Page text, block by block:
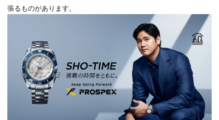
張るものがあります。